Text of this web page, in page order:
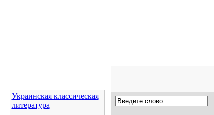
Украинская классическая
литература